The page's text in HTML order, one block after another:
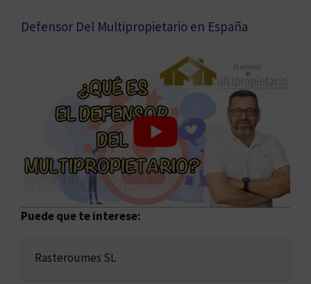
Defensor Del Multipropietario en España
Puede que te interese:
Rasteroumes SL